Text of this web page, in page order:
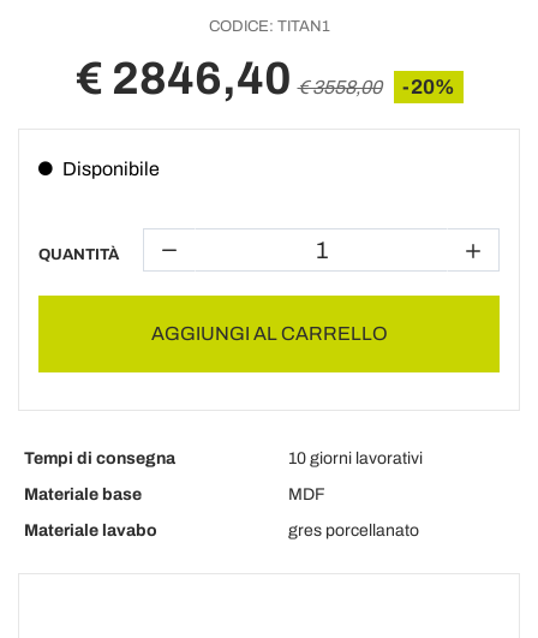
CODICE: TITAN1
€ 2846,40 € 3558,00 -20%
Disponibile
QUANTITÀ
AGGIUNGI AL CARRELLO
Tempi di consegna
10 giorni lavorativi
Materiale base
MDF
Materiale lavabo
gres porcellanato